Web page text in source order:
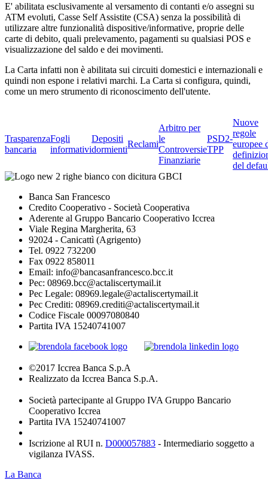
E' abilitata esclusivamente al versamento di contanti e/o assegni su
ATM evoluti, Casse Self Assistite (CSA) senza la possibilità di
utilizzare altre funzionalità dispositive/informative, proprie delle
carte di debito, quali prelevamento, pagamenti su qualsiasi POS e
visualizzazione del saldo e dei movimenti.
La Carta infatti non è abilitata sui circuiti domestici e internazionali e
quindi non espone i relativi marchi. La Carta si configura, quindi,
come un mero strumento di riconoscimento dell'utente.
Trasparenza
bancaria
Fogli
informativi
Depositi
dormienti
Reclami
Arbitro per
le
Controversie
Finanziarie
PSD2-
TPP
Nuove
regole
europee
del
Banca San Francesco
Credito Cooperativo - Società Cooperativa
Aderente al Gruppo Bancario Cooperativo Iccrea
Viale Regina Margherita, 63
92024 - Canicattì (Agrigento)
Tel. 0922 732200
Fax 0922 858011
Email: info@bancasanfrancesco.bcc.it
Pec: 08969.bcc@actaliscertymail.it
Pec Legale: 08969.legale@actaliscertymail.it
Pec Crediti: 08969.crediti@actaliscertymail.it
Codice Fiscale 00097080840
Partita IVA 15240741007
©2017 Iccrea Banca S.p.A
Realizzato da Iccrea Banca S.p.A.
Società partecipante al Gruppo IVA Gruppo Bancario
Cooperativo Iccrea
Partita IVA 15240741007
Iscrizione al RUI n. D000057883 - Intermediario soggetto a
vigilanza IVASS.
La Banca